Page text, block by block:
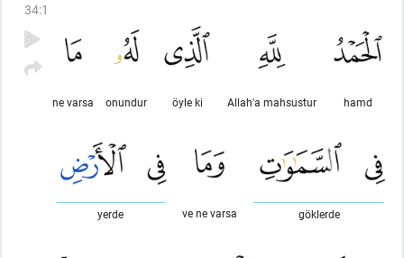
34:1
hamd
Allah'a mahsustur
öyle ki
onundur
ne varsa
göklerde
ve ne varsa
yerde